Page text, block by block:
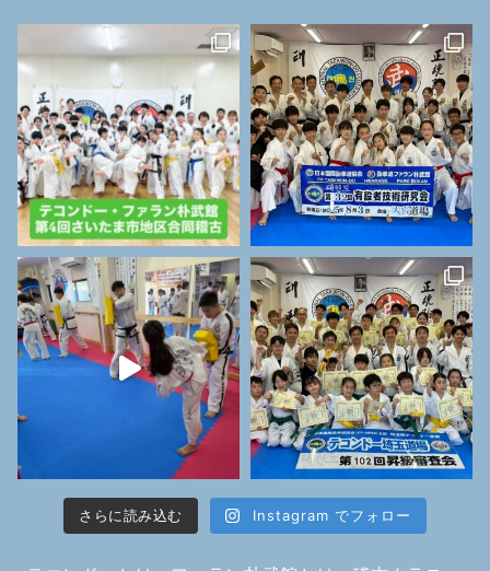
さらに読み込む Instagram でフォロー